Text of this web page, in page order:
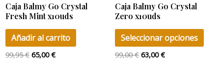
Caja Balmy Go Crystal
Fresh Mint x10uds
Añadir al carrito
99,95€ 65,00€
Caja Balmy Go Crystal
Zero x10uds
Seleccionar opciones
la
99,00€ 63,00€